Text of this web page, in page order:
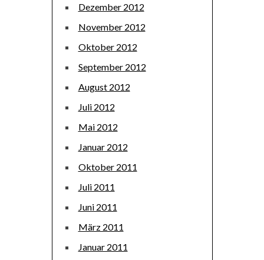
Dezember 2012
November 2012
Oktober 2012
September 2012
August 2012
Juli 2012
Mai 2012
Januar 2012
Oktober 2011
Juli 2011
Juni 2011
März 2011
Januar 2011